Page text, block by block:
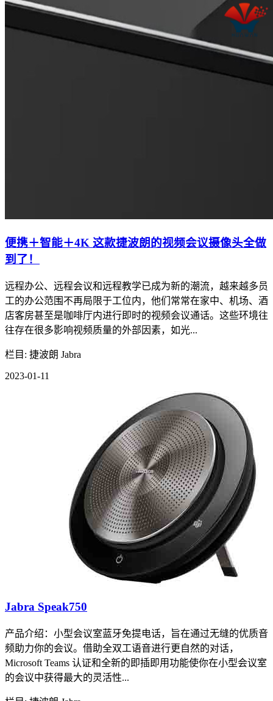
便携＋智能＋4K 这款捷波朗的视频会议摄像头全做
到了！
远程办公、远程会议和远程教学已成为新的潮流，越来越多员
工的办公范围不再局限于工位内，他们常常在家中、机场、酒
店客房甚至是咖啡厅内进行即时的视频会议通话。这些环境往
往存在很多影响视频质量的外部因素，如光...
栏目: 捷波朗 Jabra
2023-01-11
Jabra Speak750
产品介绍： 小型会议室蓝牙免提电话，旨在通过无缝的优质音
频助力你的会议。借助全双工语音进行更自然的对话，
Microsoft Teams 认证和全新的即插即用功能使你在小型会议室
的会议中获得最大的灵活性...